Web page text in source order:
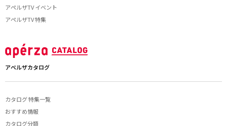
アペルザTV イベント
アペルザTV 特集
アペルザカタログ
カタログ 特集一覧
おすすめ情報
カタログ分類